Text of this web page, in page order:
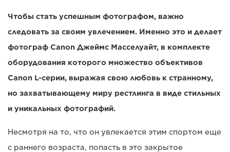
Чтобы стать успешным фотографом, важно
следовать за своим увлечением. Именно это и делает
фотограф Canon Джеймс Масселуайт, в комплекте
оборудования которого множество объективов
Canon L-серии, выражая свою любовь к странному,
но захватывающему миру рестлинга в виде стильных
и уникальных фотографий.
Несмотря на то, что он увлекается этим спортом еще
с раннего возраста, попасть в это закрытое